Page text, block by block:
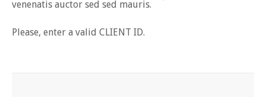
venenatis auctor sed sed mauris.
Please, enter a valid CLIENT ID.